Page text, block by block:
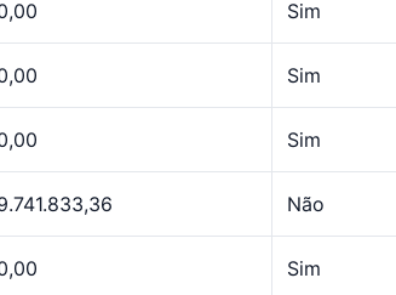
Sim
Sim
Sim
Não
Sim